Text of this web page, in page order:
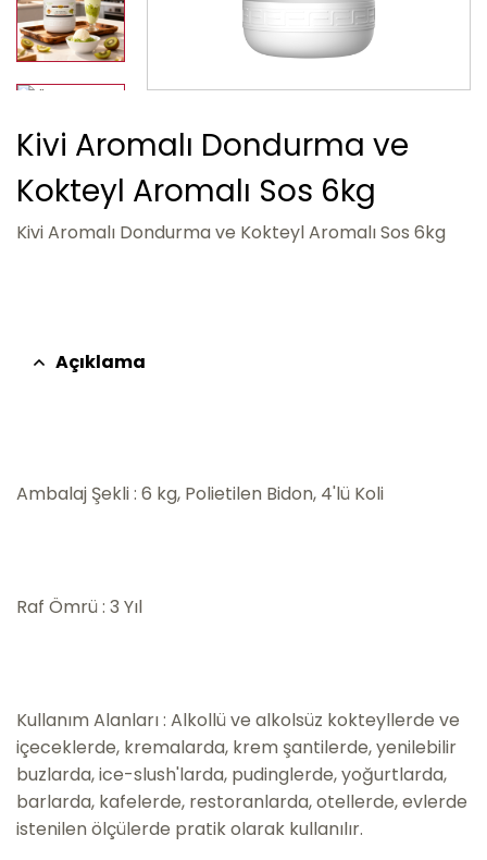
Kivi Aromalı Dondurma ve
Kokteyl Aromalı Sos 6kg
Kivi Aromalı Dondurma ve Kokteyl Aromalı Sos 6kg
Açıklama
Ambalaj Şekli : 6 kg, Polietilen Bidon, 4'lü Koli
Raf Ömrü : 3 Yıl
Kullanım Alanları : Alkollü ve alkolsüz kokteyllerde ve
içeceklerde, kremalarda, krem şantilerde, yenilebilir
buzlarda, ice-slush'larda, pudinglerde, yoğurtlarda,
barlarda, kafelerde, restoranlarda, otellerde, evlerde
istenilen ölçülerde pratik olarak kullanılır.